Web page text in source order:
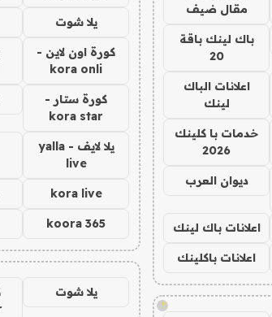
مقال ضيف
باك لينك باقة
20
اعلانات الباك
لينك
خدمات با كلينك
2026
ديوان العرب
اعلانات باك لينك
اعلانات باكلينك
!
يلا شوت
كورة اون لاين -
kora onli
كورة ستار -
kora star
يلا لايف - yalla
live
kora live
koora 365
يلا شوت